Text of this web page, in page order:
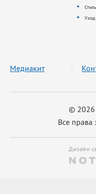
Стиль
Уход
©
Все
Медиакит
Дизайн